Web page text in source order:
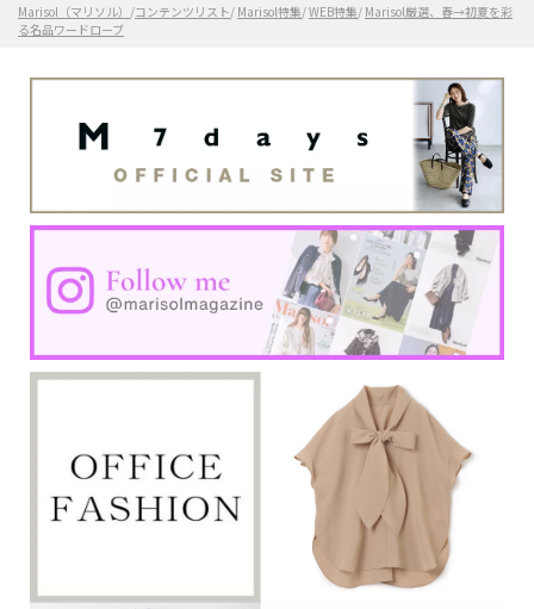
Marisol（マリソル） /コンテンツリスト/ Marisol特集/WEB特集/ Marisol厳選、春→初夏を彩
る名品ワードローブ